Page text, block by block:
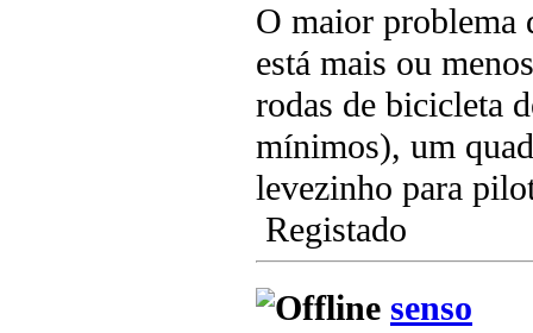
O maior problema
está mais ou
rodas de bicicleta
mínimos), um
levezinho para
Registado
senso